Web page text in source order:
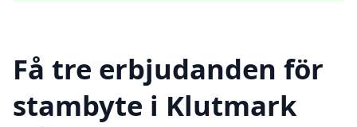
Få tre erbjudanden för
stambyte i Klutmark